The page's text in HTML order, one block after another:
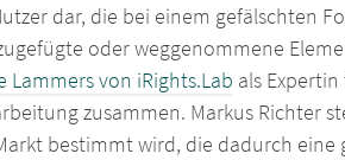
dar, die bei einem gefälschten
oder weggenommene
Lammers von iRights.Lab als
zusammen. Markus Richter
bestimmt wird, die dadurch eine